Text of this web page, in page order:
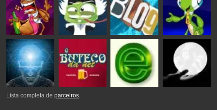
Lista completa deparceiros.